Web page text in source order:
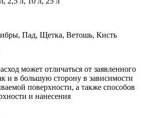
Пад, Щетка, Ветошь, Кисть
может отличаться от заявленного
и в большую сторону в зависимости
поверхности, а также способов
и нанесения